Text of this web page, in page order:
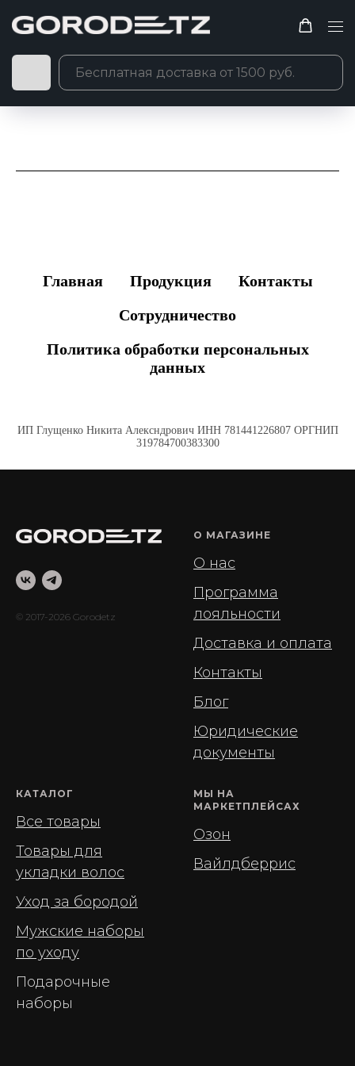
Главная Продукция
Контакты
Сотрудничество
Политика обработки персональных
данных
ИП Глущенко Никита Алексндрович ИНН 781441226807 ОРГНИП
319784700383300
© 2017-2026 Gorodetz
О МАГАЗИНЕ
О нас
Программа
лояльности
Доставка и оплата
Контакты
Блог
Юридические
документы
КАТАЛОГ
Все товары
Товары для
укладки волос
Уход за бородой
Мужские наборы
по уходу
Подарочные
наборы
МЫ НА
МАРКЕТПЛЕЙСАХ
Озон
Вайлдберрис